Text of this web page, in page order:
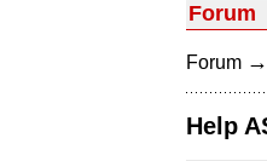
Forum
Forum →
Help